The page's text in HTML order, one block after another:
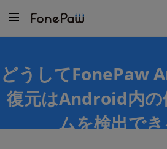
どうしてFonePaw
復元はAndroid内の
ムを検出で